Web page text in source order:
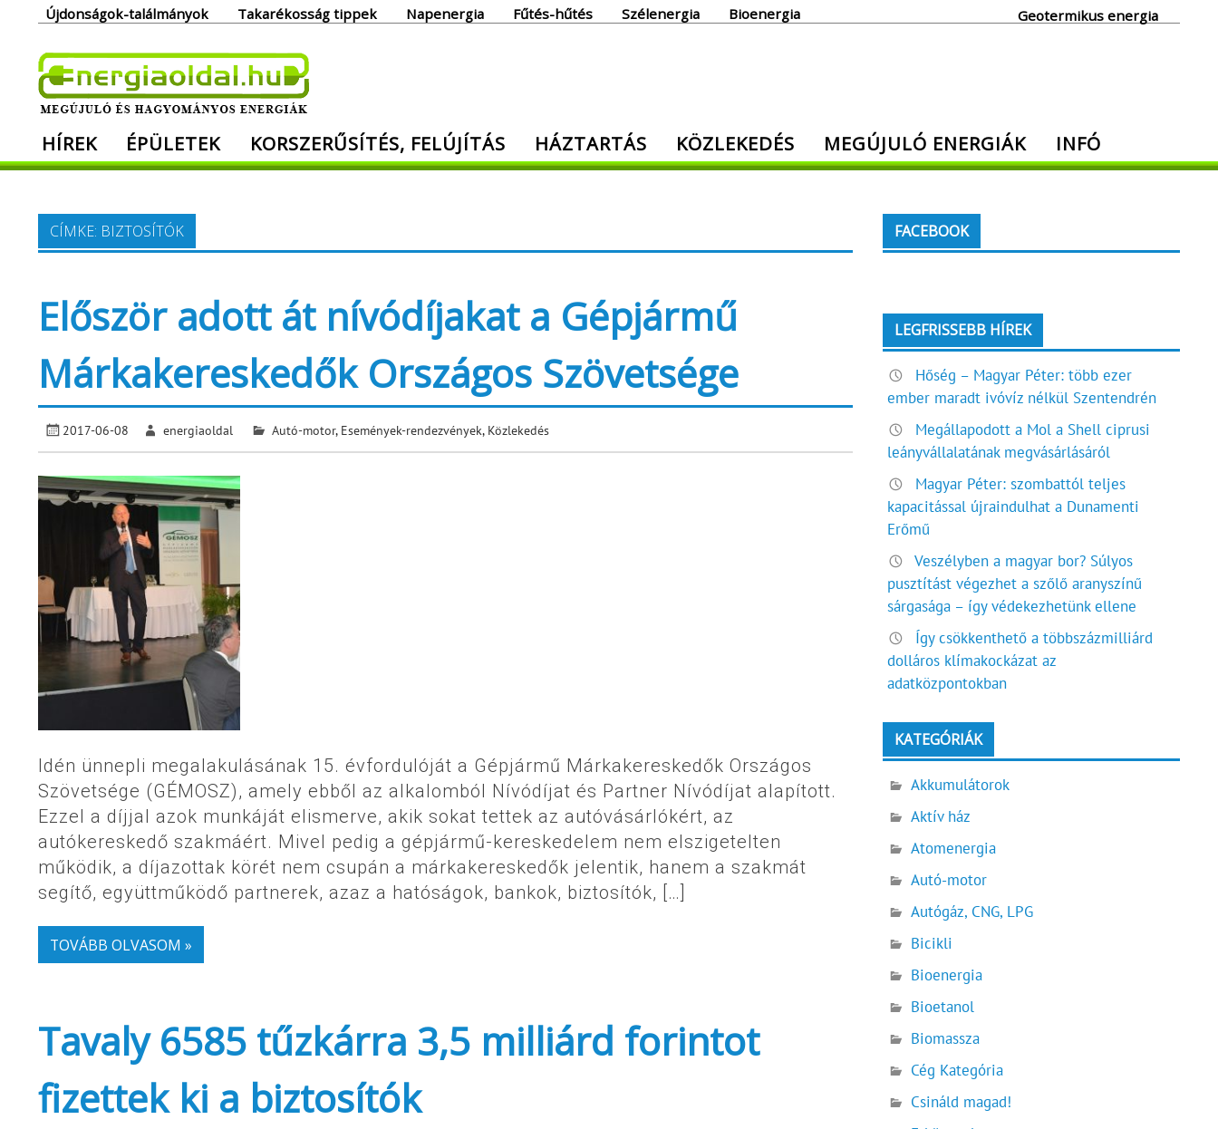
Újdonságok-találmányok Takarékosság tippek Napenergia Fűtés-hűtés Szélenergia Bioenergia Geotermikus energia
Megújuló és hagyományos energiák. Minden, ami energia!
HÍREK ÉPÜLETEK KORSZERŰSÍTÉS, FELÚJÍTÁS HÁZTARTÁS KÖZLEKEDÉS MEGÚJULÓ ENERGIÁK INFÓ
CÍMKE: BIZTOSÍTÓK
Először adott át nívódíjakat a Gépjármű
Márkakereskedők Országos Szövetsége
2017-06-08 energiaoldal Autó-motor, Események-rendezvények, Közlekedés
Idén ünnepli megalakulásának 15. évfordulóját a Gépjármű Márkakereskedők Országos
Szövetsége (GÉMOSZ), amely ebből az alkalomból Nívódíjat és Partner Nívódíjat alapított.
Ezzel a díjjal azok munkáját elismerve, akik sokat tettek az autóvásárlókért, az
autókereskedő szakmáért. Mivel pedig a gépjármű-kereskedelem nem elszigetelten
működik, a díjazottak körét nem csupán a márkakereskedők jelentik, hanem a szakmát
segítő, együttműködő partnerek, azaz a hatóságok, bankok, biztosítók, […]
TOVÁBB OLVASOM »
Tavaly 6585 tűzkárra 3,5 milliárd forintot
fizettek ki a biztosítók
FACEBOOK
LEGFRISSEBB HÍREK
Hőség – Magyar Péter: több ezer
ember maradt ivóvíz nélkül Szentendrén
Megállapodott a Mol a Shell ciprusi
leányvállalatának megvásárlásáról
Magyar Péter: szombattól teljes
kapacitással újraindulhat a Dunamenti
Erőmű
Veszélyben a magyar bor? Súlyos
pusztítást végezhet a szőlő aranyszínű
sárgasága – így védekezhetünk ellene
Így csökkenthető a többszázmilliárd
dolláros klímakockázat az
adatközpontokban
KATEGÓRIÁK
Akkumulátorok
Aktív ház
Atomenergia
Autó-motor
Autógáz, CNG, LPG
Bicikli
Bioenergia
Bioetanol
Biomassza
Cég Kategória
Csináld magad!